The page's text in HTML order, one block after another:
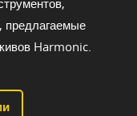
предлагаемые
Harmonic.